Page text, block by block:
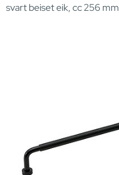
svart beiset eik, cc 256 mm